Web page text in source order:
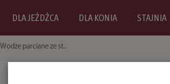
DLA JEŹDŹCA DLA KONIA STAJNIA
Wodze parciane ze st..